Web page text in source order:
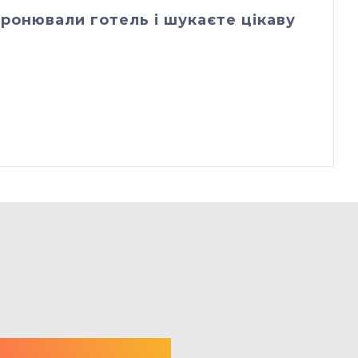
готель і шукаєте цікаву